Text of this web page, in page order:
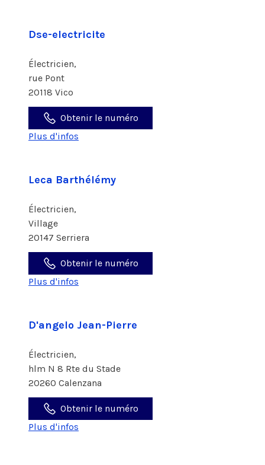
Dse-electricite
Électricien,
rue Pont
20118 Vico
Obtenir le numéro
Plus d'infos
Leca Barthélémy
Électricien,
Village
20147 Serriera
Obtenir le numéro
Plus d'infos
D'angelo Jean-Pierre
Électricien,
hlm N 8 Rte du Stade
20260 Calenzana
Obtenir le numéro
Plus d'infos